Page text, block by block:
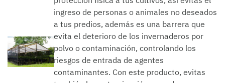
ingreso de personas o animales no deseados
a tus predios, además es una barrera que
evita el deterioro de los invernaderos por
polvo o contaminación, controlando los
riesgos de entrada de agentes
contaminantes. Con este producto, evitas